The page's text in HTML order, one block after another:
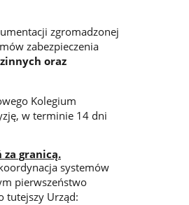
zgromadzonej
zabezpieczenia
oraz
Kolegium
w terminie 14 dni
za granicą.
systemów
pierwszeństwo
tutejszy Urząd: